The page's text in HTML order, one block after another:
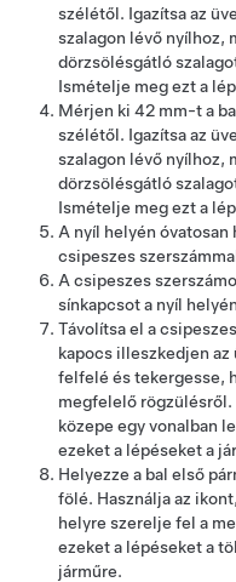
szélétől. Igazítsa az
szalagon lévő nyílhoz,
dörzsölésgátló
Ismételje meg ezt a
Mérjen ki 42 mm-t a
szélétől. Igazítsa az
szalagon lévő nyílhoz,
dörzsölésgátló
Ismételje meg ezt a
A nyíl helyén óvatosan
csipeszes
A csipeszes
sínkapcsot a nyíl
Távolítsa el a
kapocs illeszkedjen az
felfelé és tekergesse,
megfelelő rögzülésről.
közepe egy vonalban
ezeket a lépéseket a
Helyezze a bal első
fölé. Használja az
helyre szerelje fel a
ezeket a lépéseket a
járműre.